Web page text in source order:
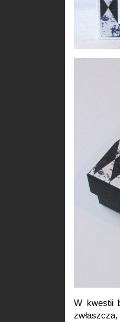
W kwestii